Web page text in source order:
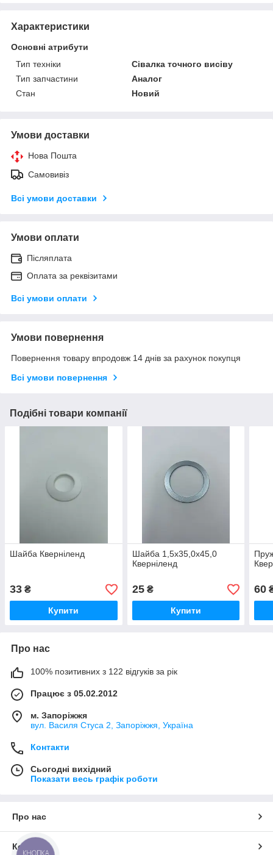
Характеристики
Основні атрибути
Тип техніки
Сівалка точного висіву
Тип запчастини
Аналог
Стан
Новий
Умови доставки
Нова Пошта
Самовивіз
Всі умови доставки
Умови оплати
Післяплата
Оплата за реквізитами
Всі умови оплати
Умови повернення
Повернення товару впродовж 14 днів за рахунок покупця
Всі умови повернення
Подібні товари компанії
Шайба Кверніленд
33 ₴
Купити
Шайба 1,5х35,0х45,0
Кверніленд
25₴
Купити
60
Про нас
100% позитивних з 122 відгуків за рік
Працює з 05.02.2012
м. Запоріжжя
вул. Василя Стуса 2, Запоріжжя, Україна
Контакти
Сьогодні вихідний
Показати весь графік роботи
Про нас
Контакти
КНОПКА